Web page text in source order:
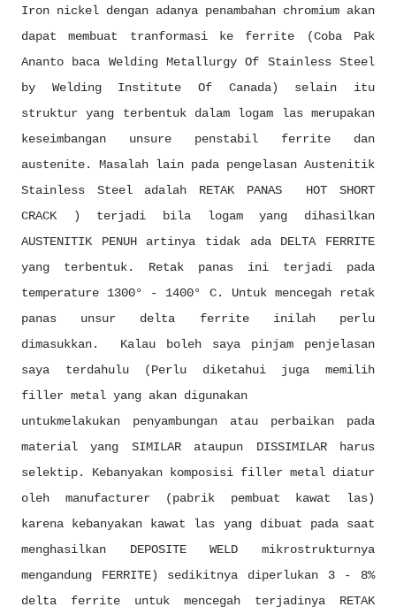
Iron nickel dengan adanya penambahan chromium akan
dapat membuat tranformasi ke ferrite (Coba Pak
Ananto baca Welding Metallurgy Of Stainless Steel
by Welding Institute Of Canada) selain itu
struktur yang terbentuk dalam logam las merupakan
keseimbangan unsure penstabil ferrite dan
austenite. Masalah lain pada pengelasan Austenitik
Stainless Steel adalah RETAK PANAS HOT SHORT
CRACK ) terjadi bila logam yang dihasilkan
AUSTENITIK PENUH artinya tidak ada DELTA FERRITE
yang terbentuk. Retak panas ini terjadi pada
temperature 1300° - 1400° C. Untuk mencegah retak
panas unsur delta ferrite inilah perlu
dimasukkan. Kalau boleh saya pinjam penjelasan
saya terdahulu (Perlu diketahui juga memilih
filler metal yang akan digunakan
untukmelakukan penyambungan atau perbaikan pada
material yang SIMILAR ataupun DISSIMILAR harus
selektip. Kebanyakan komposisi filler metal diatur
oleh manufacturer (pabrik pembuat kawat las)
karena kebanyakan kawat las yang dibuat pada saat
menghasilkan DEPOSITE WELD mikrostrukturnya
mengandung FERRITE) sedikitnya diperlukan 3 - 8%
delta ferrite untuk mencegah terjadinya RETAK